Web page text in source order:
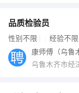
跟单
其他职位
品质检验员
性别不限 经验不限
乌鲁木齐市经